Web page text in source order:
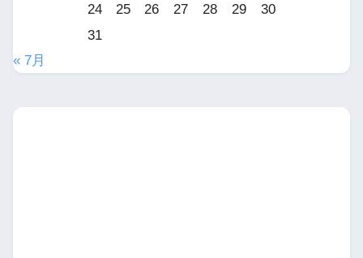
24
25 26 27 28 29
30
31
« 7月